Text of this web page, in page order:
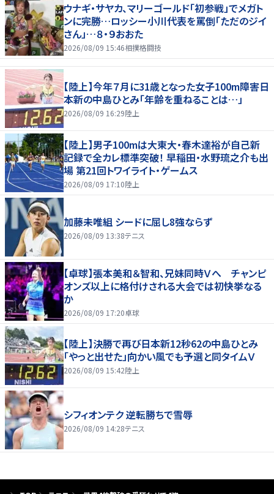
ウナギ・サヤカ、マリーゴールド「初参戦」でメガト
ンに完勝…ロッシー小川代表を罵倒「ただのジイ
さん」…８・９おおた
2026/08/09 15:46相撲格闘技
【陸上】今年７月に31歳となった女子100m障害日
本新の中島ひとみ「年齢を重ねることは…」
2026/08/09 16:29陸上
【陸上】男子100mは大東大・春木達裕が自己新
記録で全カレ標準突破！ 早稲田・水野琉之介も出
場 第21回トワイライト・ゲームス
2026/08/09 17:10陸上
加藤未唯組 シードに屈し8強ならず
2026/08/09 13:38テニス
【卓球】張本美和＆智和、兄妹同時Ｖへ チャンピ
オンズ以上に格付けされる大会では初快挙なる
か
2026/08/09 17:20卓球
【陸上】決勝で再び日本新12秒62の中島ひとみ
「やっと出せた」向かい風でも予選と同タイムＶ
2026/08/09 15:42陸上
シフィオンテク 逆転勝ちで雪辱
2026/08/09 14:28テニス